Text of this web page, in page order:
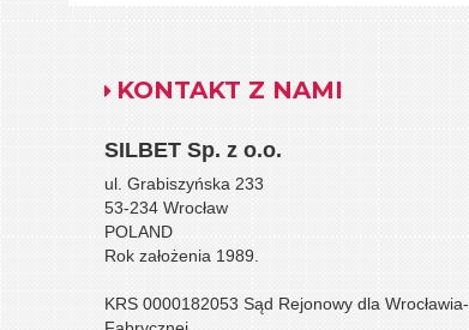
KONTAKT Z NAMI
SILBET Sp. z o.o.
ul. Grabiszyńska 233
53-234 Wrocław
POLAND
Rok założenia 1989.
KRS 0000182053 Sąd Rejonowy dla Wrocławia-